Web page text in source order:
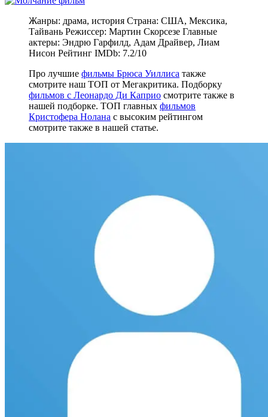
Жанры: драма, история Страна: США, Мексика,
Тайвань Режиссер: Мартин Скорсезе Главные
актеры: Эндрю Гарфилд, Адам Драйвер, Лиам
Нисон Рейтинг IMDb: 7.2/10
Про лучшие фильмы Брюса Уиллиса также
смотрите наш ТОП от Мегакритика. Подборку
фильмов с Леонардо Ди Каприо смотрите также в
нашей подборке. ТОП главных фильмов
Кристофера Нолана с высоким рейтингом
смотрите также в нашей статье.